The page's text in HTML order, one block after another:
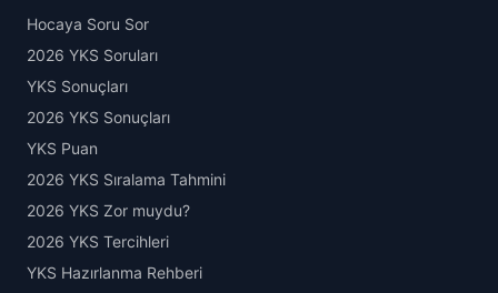
Hocaya Soru Sor
2026 YKS Soruları
YKS Sonuçları
2026 YKS Sonuçları
YKS Puan
2026 YKS Sıralama Tahmini
2026 YKS Zor muydu?
2026 YKS Tercihleri
YKS Hazırlanma Rehberi